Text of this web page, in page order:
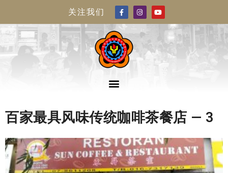
关注我们
百家最具风味传统咖啡茶餐店 — 3